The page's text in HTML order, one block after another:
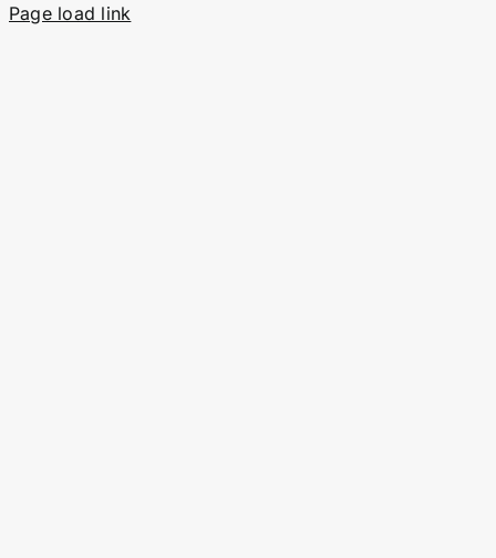
Page load link